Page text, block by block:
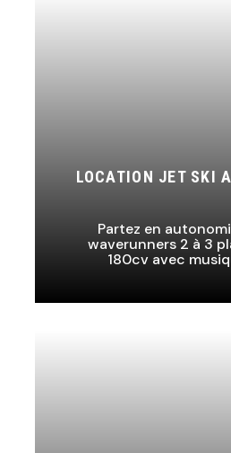
LOCATION JET SKI
Partez en
waverunners 2 à 3
180cv avec